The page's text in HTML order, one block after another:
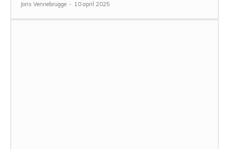
Joris Vennebrugge - 10 april 2025